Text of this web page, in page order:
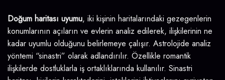
Doğum haritası uyumu, iki kişinin haritalarındaki gezegenlerin
konumlarının açıların ve evlerin analiz edilerek, ilişkilerinin ne
kadar uyumlu olduğunu belirlemeye çalışır. Astrolojide analiz
yöntemi “sinastri” olarak adlandırılır. Özellikle romantik
ilişkilerde dostluklarla iş ortaklıklarında kullanılır. Sinastri